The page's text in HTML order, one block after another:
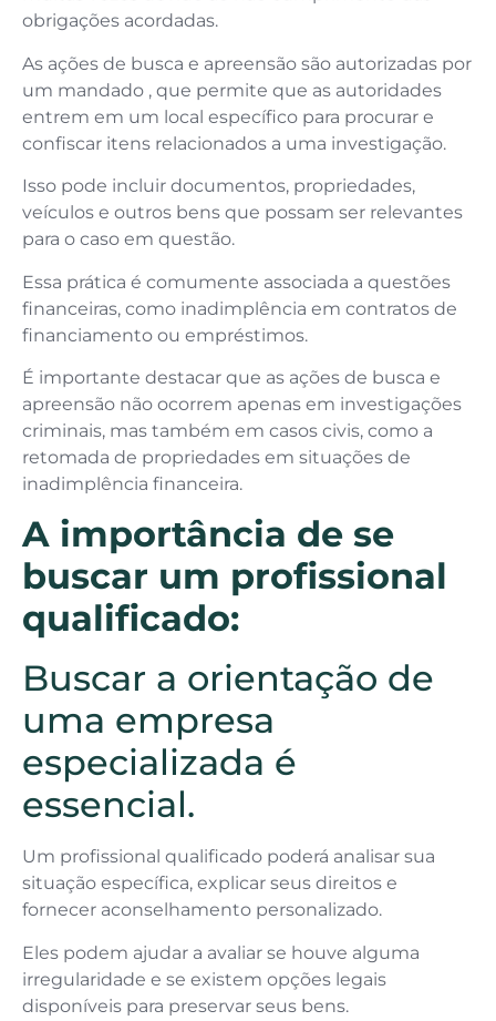
obrigações acordadas.
As ações de busca e apreensão são autorizadas por
um mandado , que permite que as autoridades
entrem em um local específico para procurar e
confiscar itens relacionados a uma investigação.
Isso pode incluir documentos, propriedades,
veículos e outros bens que possam ser relevantes
para o caso em questão.
Essa prática é comumente associada a questões
financeiras, como inadimplência em contratos de
financiamento ou empréstimos.
É importante destacar que as ações de busca e
apreensão não ocorrem apenas em investigações
criminais, mas também em casos civis, como a
retomada de propriedades em situações de
inadimplência financeira.
A importância de se
buscar um profissional
qualificado:
Buscar a orientação de
uma empresa
especializada é
essencial.
Um profissional qualificado poderá analisar sua
situação específica, explicar seus direitos e
fornecer aconselhamento personalizado.
Eles podem ajudar a avaliar se houve alguma
irregularidade e se existem opções legais
disponíveis para preservar seus bens.